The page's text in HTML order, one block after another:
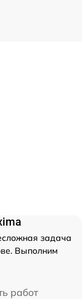
задача
Выполним
работ